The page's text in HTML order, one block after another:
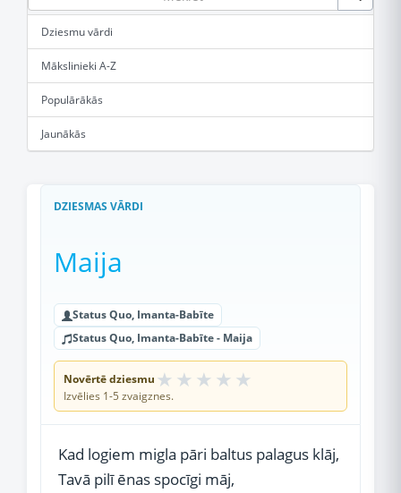
Dziesmu vārdi
Mākslinieki A-Z
Populārākās
Jaunākās
DZIESMAS VĀRDI
Maija
Status Quo, Imanta-Babīte
Status Quo, Imanta-Babīte - Maija
Novērtē dziesmu ★ ★ ★ ★ ★
Izvēlies 1-5 zvaigznes.
Kad logiem migla pāri baltus palagus klāj,
Tavā pilī ēnas spocīgi māj,